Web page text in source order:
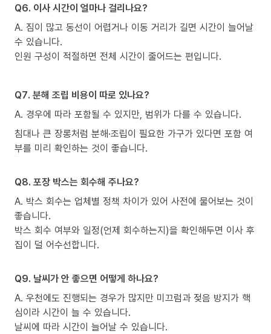
Q6. 이사 시간이 얼마나 걸리나요?
A. 짐이 많고 동선이 어렵거나 이동 거리가 길면 시간이 늘어날
수 있습니다.
인원 구성이 적절하면 전체 시간이 줄어드는 편입니다.
Q7. 분해 조립 비용이 따로 있나요?
A. 경우에 따라 포함될 수 있지만, 범위가 다를 수 있습니다.
침대나 큰 장롱처럼 분해·조립이 필요한 가구가 있다면 포함 여
부를 미리 확인하는 것이 좋습니다.
Q8. 포장 박스는 회수해 주나요?
A. 박스 회수는 업체별 정책 차이가 있어 사전에 물어보는 것이
좋습니다.
박스 회수 여부와 일정(언제 회수하는지)을 확인해두면 이사 후
집이 덜 어수선합니다.
Q9. 날씨가 안 좋으면 어떻게 하나요?
A. 우천에도 진행되는 경우가 많지만 미끄럼과 젖음 방지가 핵
심이라 시간이 늘 수 있습니다.
날씨에 따라 시간이 늘어날 수 있습니다.